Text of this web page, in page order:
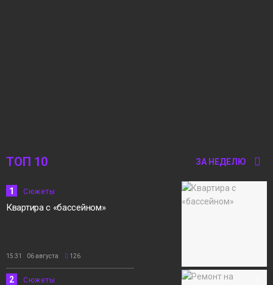
ТОП 10 ЗА НЕДЕЛЮ
1 Сюжеты
Квартира с «бассейном»
15:31 06 августа 126
2 Сюжеты